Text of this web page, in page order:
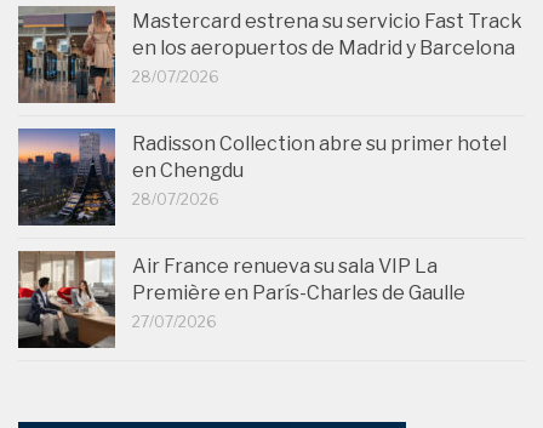
Mastercard estrena su servicio Fast Track
en los aeropuertos de Madrid y Barcelona
28/07/2026
Radisson Collection abre su primer hotel
en Chengdu
28/07/2026
Air France renueva su sala VIP La
Première en París-Charles de Gaulle
27/07/2026